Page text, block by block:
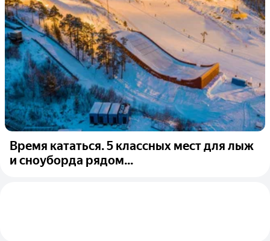
Время кататься. 5 классных мест для лыж
и сноуборда рядом...